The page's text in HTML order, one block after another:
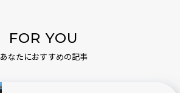
FOR YOU
あなたにおすすめの記事